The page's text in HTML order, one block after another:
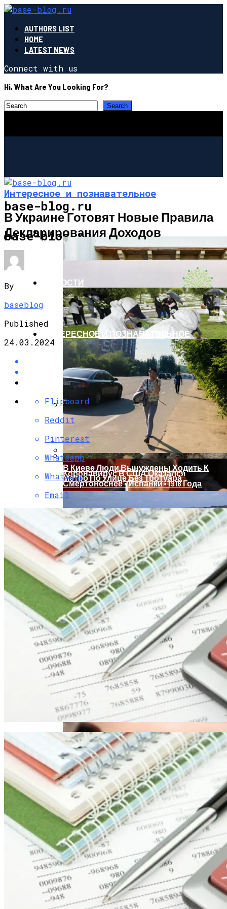
AUTHORS LIST
HOME
LATEST NEWS
Connect with us
Hi, What Are You Looking For?
base-blog.ru
base-blog.ru
ЭКОНОМИКА И ПОЛИТИКА
G7 Договорились Регулировать
Искусственный Интеллект
Растущая Концентрация Власти В
Руках Си Цзиньпина: Мир Не Обмануть
Военные Рельсы Спасут Британскую
Экономику?
НОВОСТИ
Коронавирус В США Оказался
Смертоноснее «испанки» 1918 Года
Извержение Вулкана На Юге Исландии:
Чрезвычайное Положение И Эвакуация
Индия Не Будет Спрашивать
Разрешения На Запуск Моделей ИИ
ИНТЕРЕСНОЕ И ПОЗНАВАТЕЛЬНОЕ
В Киеве Люди Вынуждены Ходить К
Метро По Улице Без Тротуара
В Киеве Появится Арт-Объект В Виде
«Мусорного Человека»
В Киеве Устроили Пробег Суперкаров
Интересное и познавательное
В Украине Готовят Новые Правила
Декларирования Доходов
By
baseblog
Published
24.03.2024
Flipboard
Reddit
Pinterest
Whatsapp
Whatsapp
Email